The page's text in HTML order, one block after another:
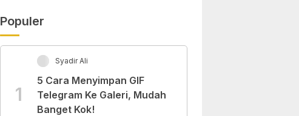
Populer
1
Syadir Ali
5 Cara Menyimpan GIF
Telegram Ke Galeri, Mudah
Banget Kok!